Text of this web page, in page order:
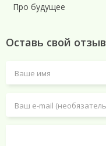
Про будущее
Оставь свой отзыв